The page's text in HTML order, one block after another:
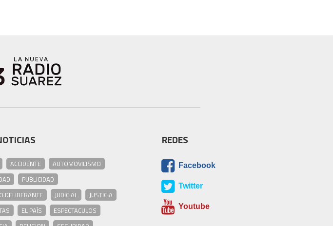
ACCIDENTE
AUTOMOVILISMO
PUBLICIDAD
DELIBERANTE
JUDICIAL
JUSTICIA
EL PAÍS
ESPECTACULOS
REDES
Facebook
Twitter
Youtube